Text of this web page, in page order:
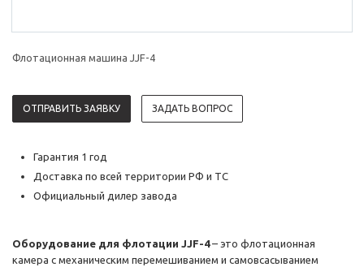
Флотационная машина JJF-4
ОТПРАВИТЬ ЗАЯВКУ ЗАДАТЬ ВОПРОС
Гарантия 1 год
Доставка по всей территории РФ и ТС
Официальный дилер завода
Оборудование для флотации JJF-4– это флотационная
камера с механическим перемешиванием и самовсасыванием